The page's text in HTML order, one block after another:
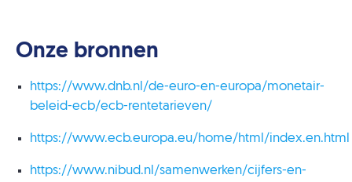
Onze bronnen
https://www.dnb.nl/de-euro-en-europa/monetair-
beleid-ecb/ecb-rentetarieven/
https://www.ecb.europa.eu/home/html/index.en.html
https://www.nibud.nl/samenwerken/cijfers-en-